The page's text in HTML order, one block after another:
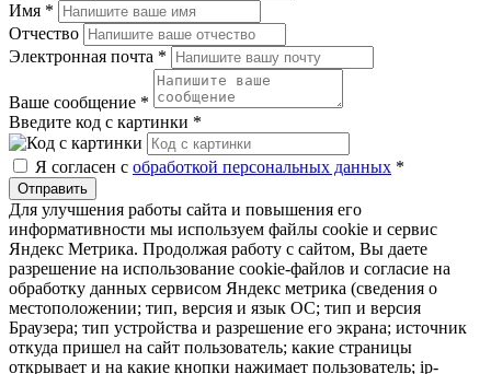
Имя *
Отчество
Электронная почта *
Ваше сообщение *
Введите код с картинки *
Я согласен с обработкой персональных данных *
Отправить
Для улучшения работы сайта и повышения его
информативности мы используем файлы cookie и сервис
Яндекс Метрика. Продолжая работу с сайтом, Вы даете
разрешение на использование cookie-файлов и согласие на
обработку данных сервисом Яндекс метрика (сведения о
местоположении; тип, версия и язык ОС; тип и версия
Браузера; тип устройства и разрешение его экрана; источник
откуда пришел на сайт пользователь; какие страницы
открывает и на какие кнопки нажимает пользователь; ip-